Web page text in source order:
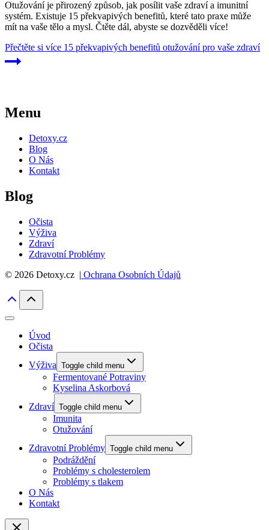
Otužování je přirozený způsob, jak posílit vaše zdraví a imunitní
systém. Existuje 15 překvapivých benefitů, které tato praxe může
mít na vaše tělo a mysl. Čtěte dál, abyste se dozvěděli více!
Přečtěte si více 15 překvapivých benefitů otužování pro vaše zdraví
Menu
Detoxy.cz
Blog
O Nás
Kontakt
Blog
Očista
Výživa
Zdraví
Zdravotní Problémy
© 2026 Detoxy.cz | Ochrana Osobních Údajů
Úvod
Očista
Výživa Toggle child menu
Fermentované Potraviny
Kyselina Askorbová
Zdraví Toggle child menu
Imunita
Otužování
Zdravotní Problémy Toggle child menu
Podráždění
Problémy s cholesterolem
Problémy s tlakem
O Nás
Kontakt